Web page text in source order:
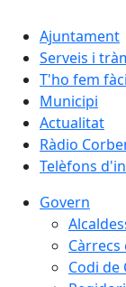
Ajuntament
Serveis i
T'ho fem
Municipi
Actualitat
Ràdio
Telèfons
Govern
Càrrecs
Codi de